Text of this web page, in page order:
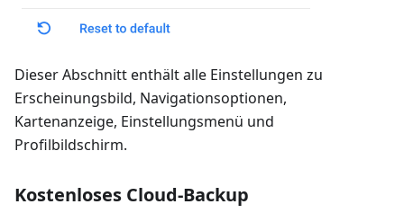
Dieser Abschnitt enthält alle Einstellungen zu
Erscheinungsbild, Navigationsoptionen,
Kartenanzeige, Einstellungsmenü und
Profilbildschirm.
Kostenloses Cloud-Backup